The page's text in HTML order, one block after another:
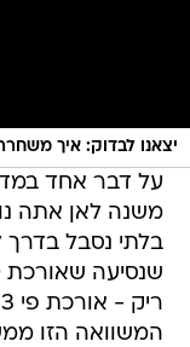
יצאנו לבדוק: איך
על דבר אחד
משנה לאן אתה
בלתי נסבל
המשוואה הזו